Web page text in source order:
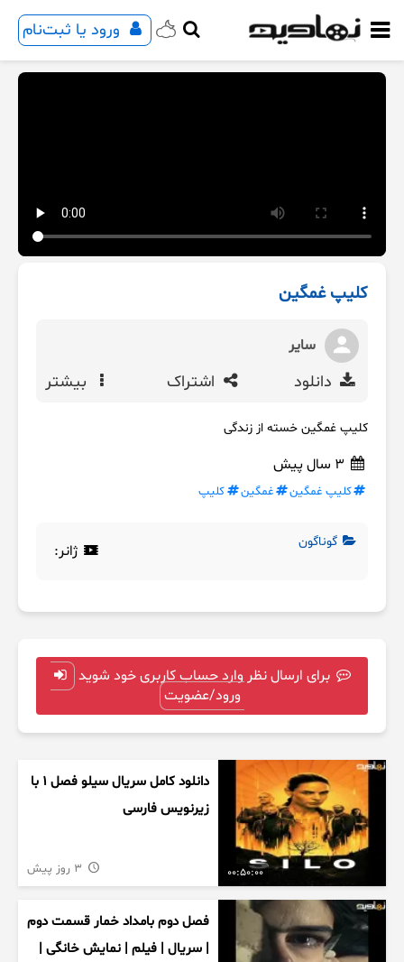
ورود یا ثبت‌نام
کلیپ غمگین
سایر
دانلود اشتراک بیشتر
کلیپ غمگین خسته از زندگی
کلیپ غمگین غمگین کلیپ
گوناگون ژانر:
برای ارسال نظر وارد حساب کاربری خود شوید
ورود/عضویت
00:50:00
دانلود کامل سریال سیلو فصل ۱ با
زیرنویس فارسی
فصل دوم بامداد خمار قسمت دوم
| سریال | فیلم | نمایش خانگی |